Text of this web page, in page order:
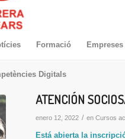
Formació
Digitals
ATENCIÓN
enero 12, 2022 / en Cursos
Está abierta la